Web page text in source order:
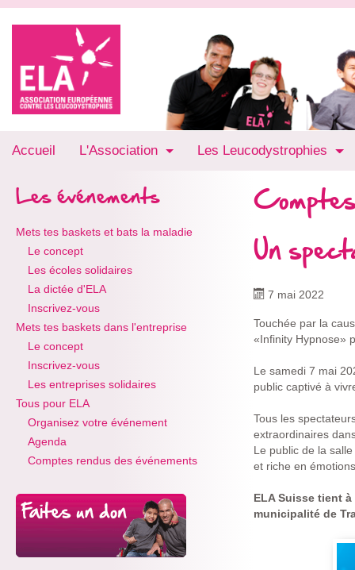
Accueil L'Association Les Leucodystrophies
Les événements
Mets tes baskets et bats la maladie
Le concept
Les écoles solidaires
La dictée d'ELA
Inscrivez-vous
Mets tes baskets dans l'entreprise
Le concept
Inscrivez-vous
Les entreprises solidaires
Tous pour ELA
Organisez votre événement
Agenda
Comptes rendus des événements
Un
7 mai 2022
Touchée par la
«Infinity Hypnose»
Le samedi 7 mai
public captivé à
Tous les
extraordinaires
Le public de la
et riche en
ELA Suisse tient
municipalité de